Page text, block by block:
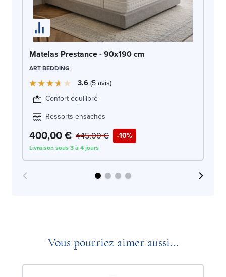
Matelas Prestance - 90x190 cm
ART BEDDING
3.6 5avis
Confort équilibré
Ressorts ensachés
400,00 € -10%
445,00 €
Livraison sous 3 à 4 jours
Vous pourriez aimer aussi...